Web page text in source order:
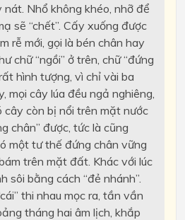
Nhổ không khéo, nhỡ để
sẽ “chết”. Cấy xuống được
rễ mới, gọi là bén chân hay
chữ “ngồi” ở trên, chữ “đứng
hình tượng, vì chỉ vài ba
mọi cây lúa đều ngả nghiêng,
cây còn bị nổi trên mặt nước
chân” được, tức là cũng
một tư thế đứng chân vững
trên mặt đất. Khác với lúc
sôi bằng cách “đẻ nhánh”.
thi nhau mọc ra, tần vần
tháng hai âm lịch, khắp